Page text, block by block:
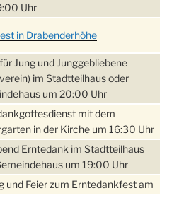
Uhr
in Drabenderhöhe
Jung und Junggebliebene
im Stadtteilhaus oder
um 20:00 Uhr
mit dem
in der Kirche um 16:30 Uhr
Erntedank im Stadtteilhaus
um 19:00 Uhr
und Feier zum Erntedankfest am